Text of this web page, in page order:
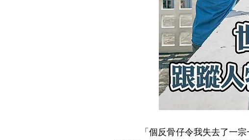
「個反骨仔令我失去了一宗一